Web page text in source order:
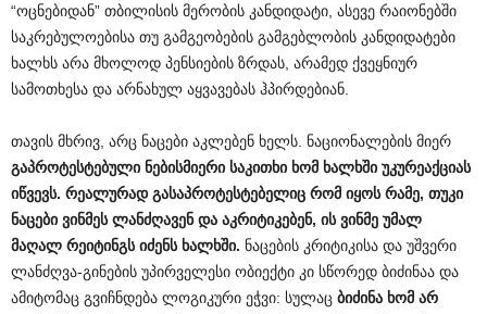
“ოცნებიდან” თბილისის მერობის კანდიდატი, ასევე რაიონებში
საკრებულოებისა თუ გამგეობების გამგებლობის კანდიდატები
ხალხს არა მხოლოდ პენსიების ზრდას, არამედ ქვეყნიურ
სამოთხესა და არნახულ აყვავებას ჰპირდებიან.
თავის მხრივ, არც ნაცები აკლებენ ხელს. ნაციონალების მიერ
გაპროტესტებული ნებისმიერი საკითხი ხომ ხალხში უკურეაქციას
იწვევს. რეალურად გასაპროტესტებელიც რომ იყოს რამე, თუკი
ნაცები ვინმეს ლანძღავენ და აკრიტიკებენ, ის ვინმე უმალ
მაღალ რეიტინგს იძენს ხალხში. ნაცების კრიტიკისა და უშვერი
ლანძღვა-გინების უპირველესი ობიექტი კი სწორედ ბიძინაა და
ამიტომაც გვიჩნდება ლოგიკური ეჭვი: სულაც ბიძინა ხომ არ